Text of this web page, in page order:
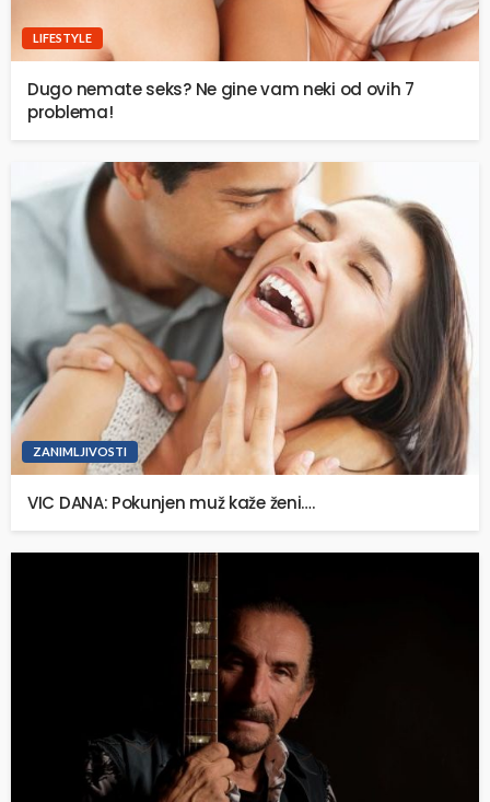
LIFESTYLE
Dugo nemate seks? Ne gine vam neki od ovih 7
problema!
ZANIMLJIVOSTI
VIC DANA: Pokunjen muž kaže ženi….